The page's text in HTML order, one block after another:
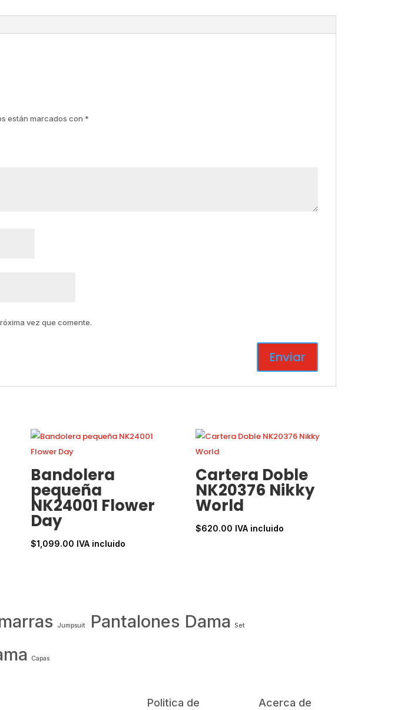
están marcados con *
vez que comente.
Bandolera
pequeña
NK24001 Flower
Day
$1,099.00 IVA incluido
Cartera Doble
NK20376 Nikky
World
$620.00 IVA incluido
Jumpsuit Pantalones Dama Set
Capas
Politica de
Acerca de